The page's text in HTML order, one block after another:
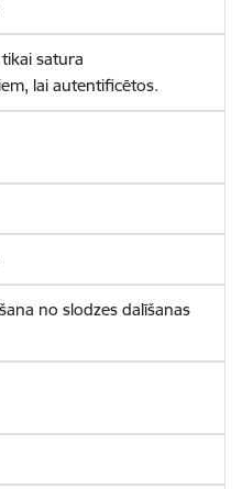
satura
lai autentificētos.
no slodzes dalīšanas